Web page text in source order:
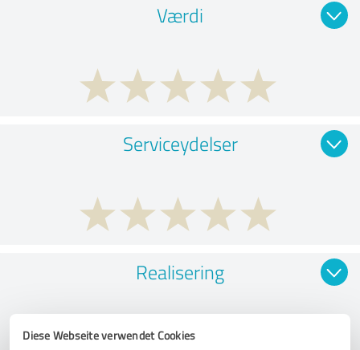
Diese Webseite verwendet Cookies
Værdi
Serviceydelser
Realisering